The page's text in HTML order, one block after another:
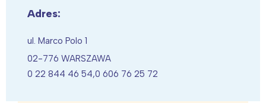
Adres:
ul. Marco Polo 1
02-776 WARSZAWA
0 22 844 46 54,0 606 76 25 72